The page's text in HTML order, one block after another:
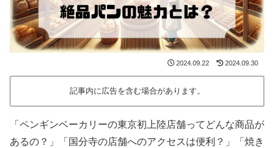
2024.09.22 2024.09.30
記事内に広告を含む場合があります。
「ペンギンベーカリーの東京初上陸店舗ってどんな商品が
あるの？」「国分寺の店舗へのアクセスは便利？」「焼き